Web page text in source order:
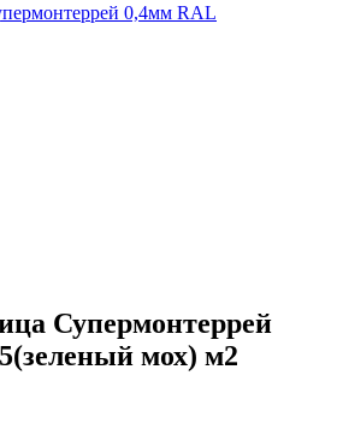
Супермонтеррей
мох) м2